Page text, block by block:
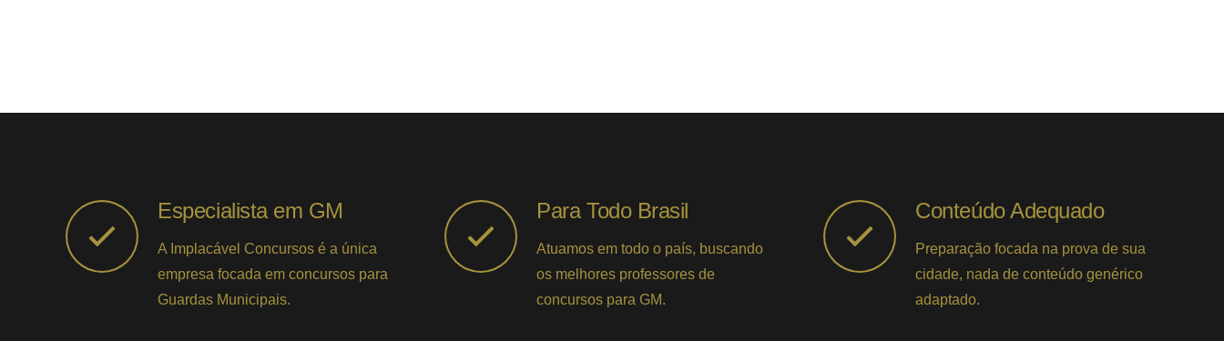
Especialista em GM
A Implacável Concursos é a única
empresa focada em concursos para
Guardas Municipais.
Para Todo Brasil
Atuamos em todo o país, buscando
os melhores professores de
concursos para GM.
Conteúdo Adequado
Preparação focada na prova de sua
cidade, nada de conteúdo genérico
adaptado.